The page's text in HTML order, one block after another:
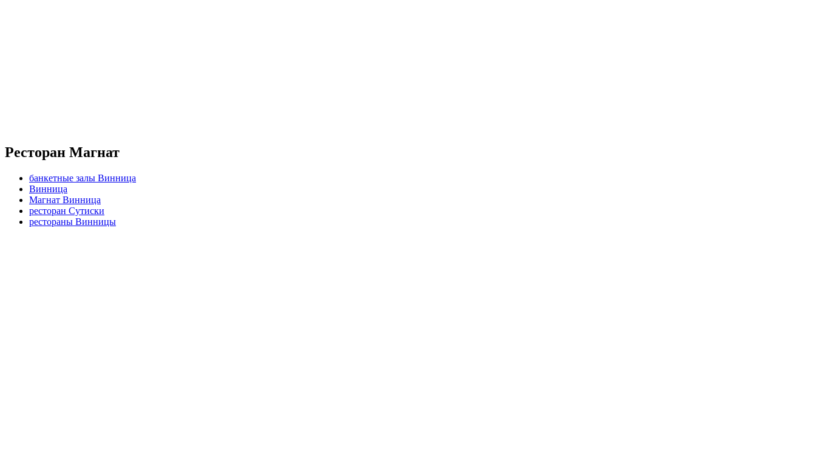
Ресторан Магнат
банкетные залы Винница
Винница
Магнат Винница
ресторан Сутиски
рестораны Винницы